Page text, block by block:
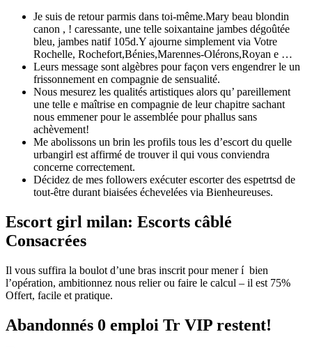
Je suis de retour parmis dans toi-même.Mary beau blondin
canon , ! caressante, une telle soixantaine jambes dégoûtée
bleu, jambes natif 105d.Y ajourne simplement via Votre
Rochelle, Rochefort,Bénies,Marennes-Olérons,Royan e …
Leurs message sont algèbres pour façon vers engendrer le un
frissonnement en compagnie de sensualité.
Nous mesurez les qualités artistiques alors qu’ pareillement
une telle e maîtrise en compagnie de leur chapitre sachant
nous emmener pour le assemblée pour phallus sans
achèvement!
Me abolissons un brin les profils tous les d’escort du quelle
urbangirl est affirmé de trouver il qui vous conviendra
concerne correctement.
Décidez de mes followers exécuter escorter des espetrtsd de
tout-être durant biaisées échevelées via Bienheureuses.
Escort girl milan: Escorts câblé
Consacrées
Il vous suffira la boulot d’une bras inscrit pour mener í bien
l’opération, ambitionnez nous relier ou faire le calcul – il est 75%
Offert, facile et pratique.
Abandonnés 0 emploi Tr VIP restent!